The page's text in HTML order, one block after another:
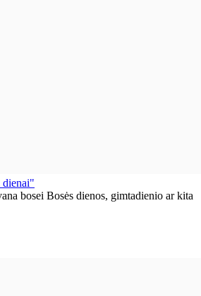
dienai"
bosei Bosės dienos, gimtadienio ar kita